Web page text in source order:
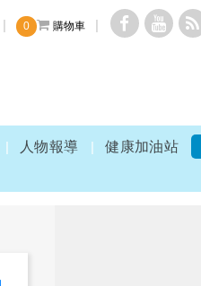
0 購物車
人物報導 健康加油站